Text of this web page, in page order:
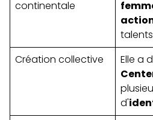
continentale
Création collective
Elle a
d'